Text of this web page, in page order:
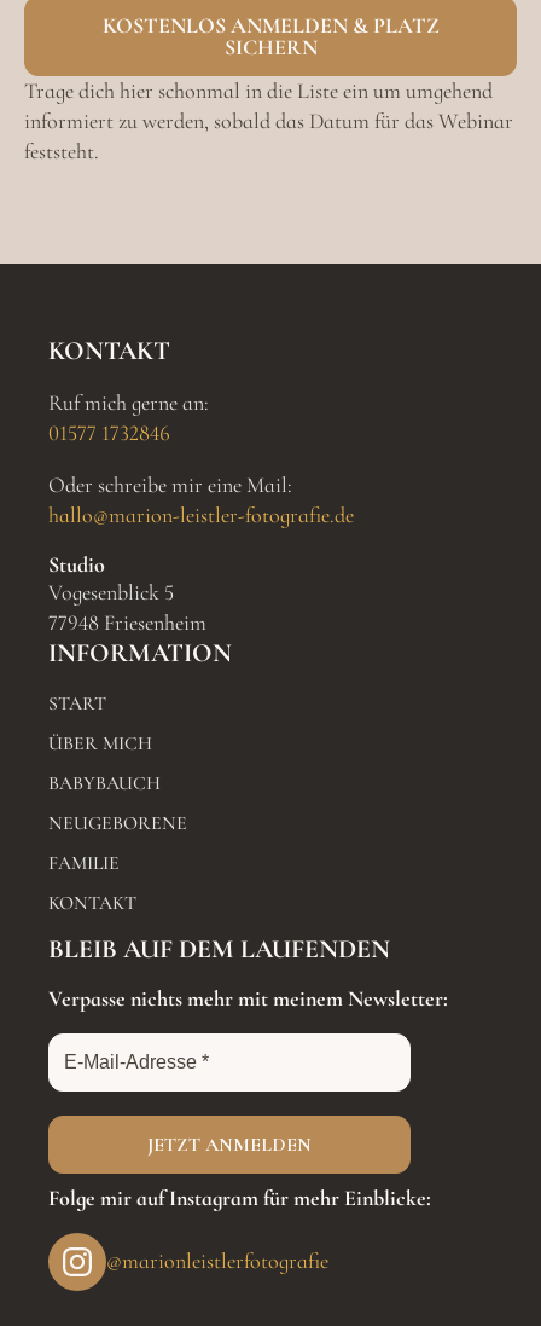
KOSTENLOS ANMELDEN & PLATZ
SICHERN
Trage dich hier schonmal in die Liste ein um umgehend
informiert zu werden, sobald das Datum für das Webinar
feststeht.
KONTAKT
Ruf mich gerne an:
01577 1732846
Oder schreibe mir eine Mail:
hallo@marion-leistler-fotografie.de
Studio
Vogesenblick 5
77948 Friesenheim
INFORMATION
START
ÜBER MICH
BABYBAUCH
NEUGEBORENE
FAMILIE
KONTAKT
BLEIB AUF DEM LAUFENDEN
Verpasse nichts mehr mit meinem Newsletter:
Folge mir auf Instagram für mehr Einblicke:
@marionleistlerfotografie